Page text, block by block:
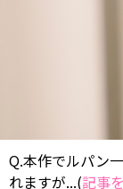
Q.本作でルパン
れますが...(記事